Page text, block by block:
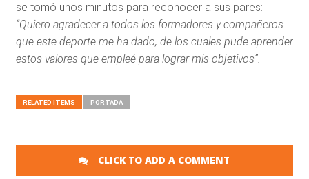
se tomó unos minutos para reconocer a sus pares:
“Quiero agradecer a todos los formadores y compañeros
que este deporte me ha dado, de los cuales pude aprender
estos valores que empleé para lograr mis objetivos”.
RELATED ITEMS PORTADA
CLICK TO ADD A COMMENT